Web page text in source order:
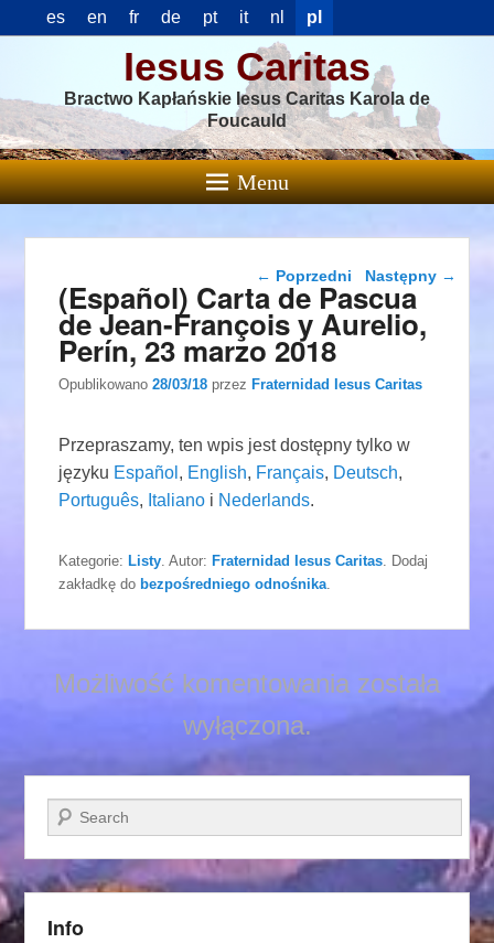
es en fr de pt it nl pl
Iesus Caritas
Bractwo Kapłańskie Iesus Caritas Karola de
Foucauld
Menu
Nawigacja wpisu
← Poprzedni Następny →
(Español) Carta de Pascua
de Jean-François y Aurelio,
Perín, 23 marzo 2018
Opublikowano28/03/18 przezFraternidad Iesus Caritas
Przepraszamy, ten wpis jest dostępny tylko w
języku Español , English, Français, Deutsch,
Português, Italiano i Nederlands.
Kategorie:Listy . Autor:Fraternidad Iesus Caritas . Dodaj
zakładkę do bezpośredniego odnośnika
Możliwość komentowania została
wyłączona.
Szukaj
Info